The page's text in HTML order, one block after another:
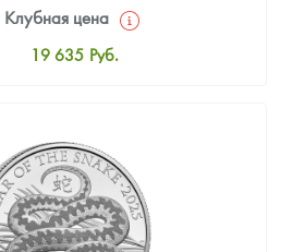
Клубная цена
19 635 Руб.
Цена выкупа
Звоните